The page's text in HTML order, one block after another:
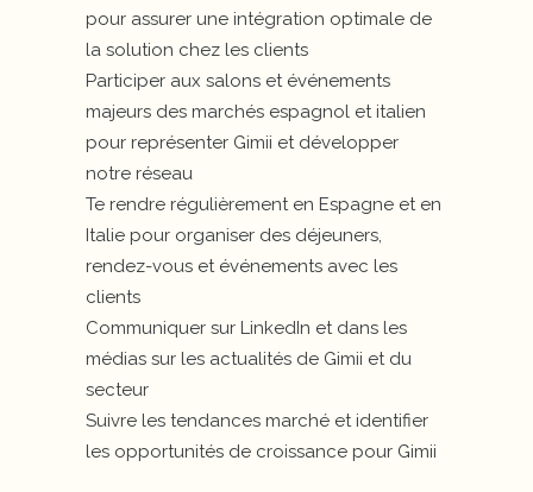
pour assurer une intégration optimale de
la solution chez les clients
Participer aux salons et événements
majeurs des marchés espagnol et italien
pour représenter Gimii et développer
notre réseau
Te rendre régulièrement en Espagne et en
Italie pour organiser des déjeuners,
rendez-vous et événements avec les
clients
Communiquer sur LinkedIn et dans les
médias sur les actualités de Gimii et du
secteur
Suivre les tendances marché et identifier
les opportunités de croissance pour Gimii